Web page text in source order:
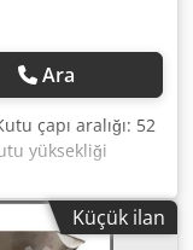
Ara
çapı aralığı: 52
yüksekliği
Kapasite: dakikada
Küçük ilan